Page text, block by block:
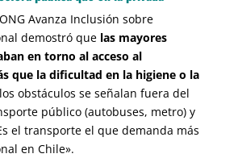
Avanza Inclusión sobre
demostró que las mayores
en torno al acceso al
que la dificultad en la higiene o la
los obstáculos se señalan fuera del
público (autobuses, metro) y
el transporte el que demanda más
en Chile».